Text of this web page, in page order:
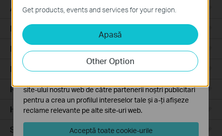
Access Pro
Routere prin cablu
Routere Wi-Fi
Routere 4G
Routere integrate
Hardware
Software
Get products, events and services for your region.
Apasă
Other Option
Aceste cookie-uri sunt necesare pentru funcționarea
site-ului web și nu pot fi dezactivate în sistemele tale
Cookie-uri de analiză și marketing
Cookie-urile de analiză ne permit să analizăm activitățile
tale de pe site-ul nostru web a îmbunătăți și ajusta
funcționalitatea site-ului.
site-ului nostru web de către partenerii noștri publicitari
pentru a crea un profilul intereselor tale și a-ți afișeze
reclame relevante pe alte site-uri web.
Acceptă toate cookie-urile